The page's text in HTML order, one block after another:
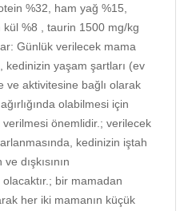
%32, ham yağ %15,
%8 , taurin 1500 mg/kg
Günlük verilecek mama
kedinizin yaşam şartları (ev
ve aktivitesine bağlı olarak
olabilmesi için
verilmesi önemlidir.; verilecek
kedinizin iştah
dışkısının
bir mamadan
her iki mamanın küçük